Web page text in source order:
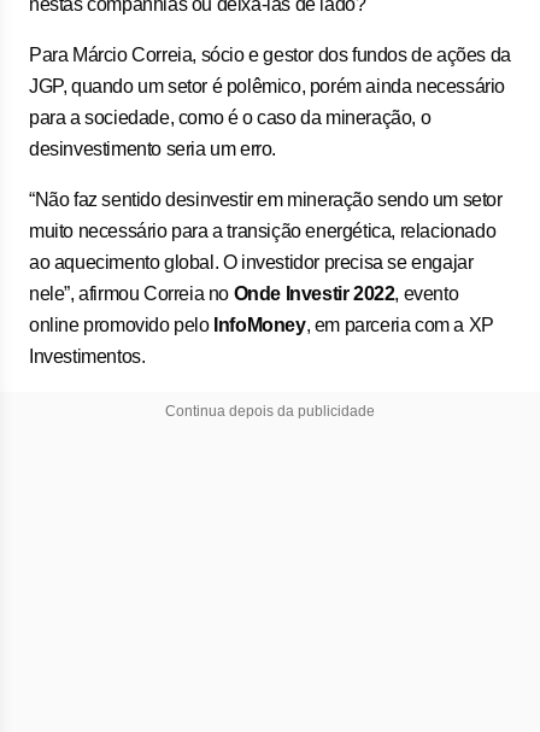
nestas companhias ou deixá-las de lado?
Para Márcio Correia, sócio e gestor dos fundos de ações da
JGP, quando um setor é polêmico, porém ainda necessário
para a sociedade, como é o caso da mineração, o
desinvestimento seria um erro.
“Não faz sentido desinvestir em mineração sendo um setor
muito necessário para a transição energética, relacionado
ao aquecimento global. O investidor precisa se engajar
nele”, afirmou Correia no Onde Investir 2022, evento
online promovido pelo InfoMoney, em parceria com a XP
Investimentos.
Continua depois da publicidade